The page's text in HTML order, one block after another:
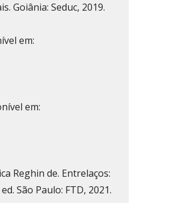
Goiânia: Seduc, 2019.
em:
em:
Reghin de. Entrelaços:
São Paulo: FTD, 2021.